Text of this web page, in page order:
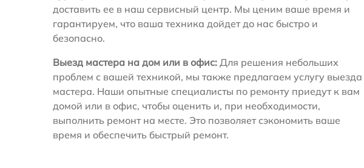
доставить ее в наш сервисный центр. Мы ценим ваше время и
гарантируем, что ваша техника дойдет до нас быстро и
безопасно.
Выезд мастера на дом или в офис: Для решения небольших
проблем с вашей техникой, мы также предлагаем услугу выезда
мастера. Наши опытные специалисты по ремонту приедут к вам
домой или в офис, чтобы оценить и, при необходимости,
выполнить ремонт на месте. Это позволяет сэкономить ваше
время и обеспечить быстрый ремонт.